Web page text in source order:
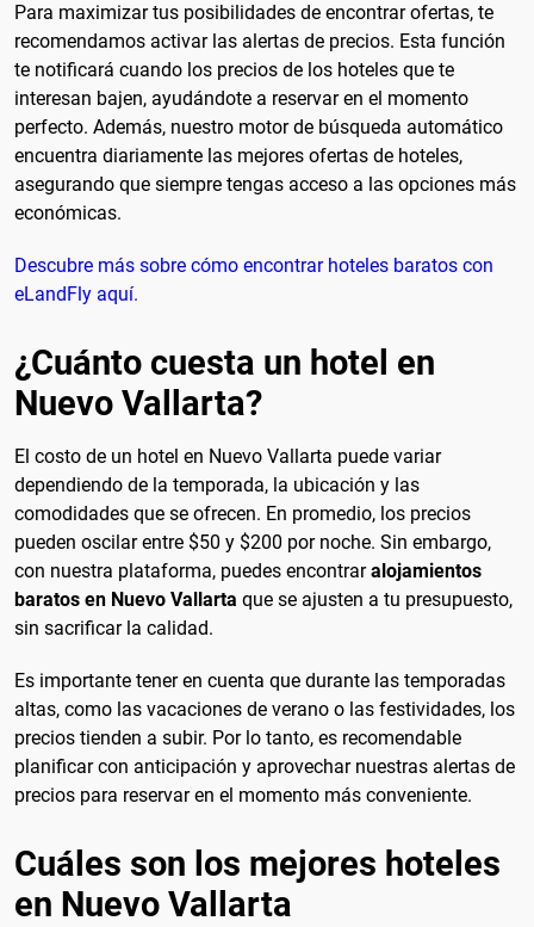
Para maximizar tus posibilidades de encontrar ofertas, te
recomendamos activar las alertas de precios. Esta función
te notificará cuando los precios de los hoteles que te
interesan bajen, ayudándote a reservar en el momento
perfecto. Además, nuestro motor de búsqueda automático
encuentra diariamente las mejores ofertas de hoteles,
asegurando que siempre tengas acceso a las opciones más
económicas.
Descubre más sobre cómo encontrar hoteles baratos con
eLandFly aquí.
¿Cuánto cuesta un hotel en
Nuevo Vallarta?
El costo de un hotel en Nuevo Vallarta puede variar
dependiendo de la temporada, la ubicación y las
comodidades que se ofrecen. En promedio, los precios
pueden oscilar entre $50 y $200 por noche. Sin embargo,
con nuestra plataforma, puedes encontraralojamientos
baratos en Nuevo Vallarta que se ajusten a tu presupuesto,
sin sacrificar la calidad.
Es importante tener en cuenta que durante las temporadas
altas, como las vacaciones de verano o las festividades, los
precios tienden a subir. Por lo tanto, es recomendable
planificar con anticipación y aprovechar nuestras alertas de
precios para reservar en el momento más conveniente.
Cuáles son los mejores hoteles
en Nuevo Vallarta